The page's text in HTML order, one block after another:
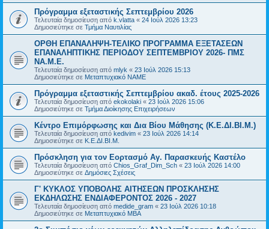
Πρόγραμμα εξεταστικής Σεπτεμβρίου 2026
Τελευταία δημοσίευση από k.vlatta « 24 Ιούλ 2026 13:23
Δημοσιεύτηκε σε Τμήμα Ναυτιλίας
ΟΡΘΗ ΕΠΑΝΑΛΗΨΗ-ΤΕΛΙΚΟ ΠΡΟΓΡΑΜΜΑ ΕΞΕΤΑΣΕΩΝ
ΕΠΑΝΑΛΗΠΤΙΚΗΣ ΠΕΡΙΟΔΟΥ ΣΕΠΤΕΜΒΡΙΟΥ 2026- ΠΜΣ
ΝΑ.Μ.Ε.
Τελευταία δημοσίευση από mlyk « 23 Ιούλ 2026 15:13
Δημοσιεύτηκε σε Μεταπτυχιακό ΝΑΜΕ
Πρόγραμμα εξεταστικής Σεπτεμβρίου ακαδ. έτους 2025-2026
Τελευταία δημοσίευση από ekokolaki « 23 Ιούλ 2026 15:06
Δημοσιεύτηκε σε Τμήμα Διοίκησης Επιχειρήσεων
Κέντρο Επιμόρφωσης και Δια Βίου Μάθησης (Κ.Ε.ΔΙ.ΒΙ.Μ.)
Τελευταία δημοσίευση από kedivim « 23 Ιούλ 2026 14:14
Δημοσιεύτηκε σε Κ.Ε.ΔΙ.ΒΙ.Μ.
Πρόσκληση για τον Εορτασμό Αγ. Παρασκευής Καστέλο
Τελευταία δημοσίευση από Chios_Graf_Dim_Sch « 23 Ιούλ 2026 14:00
Δημοσιεύτηκε σε Δημόσιες Σχέσεις
Γ' ΚΥΚΛΟΣ ΥΠΟΒΟΛΗΣ ΑΙΤΗΣΕΩΝ ΠΡΟΣΚΛΗΣΗΣ
ΕΚΔΗΛΩΣΗΣ ΕΝΔΙΑΦΕΡΟΝΤΟΣ 2026 - 2027
Τελευταία δημοσίευση από medide_gram « 23 Ιούλ 2026 10:18
Δημοσιεύτηκε σε Μεταπτυχιακό MBA